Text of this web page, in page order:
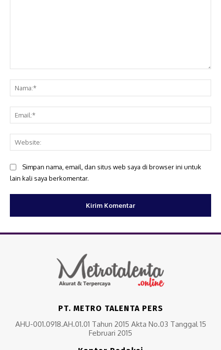
Simpan nama, email, dan situs web saya di browser ini untuk
lain kali saya berkomentar.
PT. METRO TALENTA PERS
AHU-001.0918.AH.01.01 Tahun 2015 Akta No.03 Tanggal 15
Februari 2015